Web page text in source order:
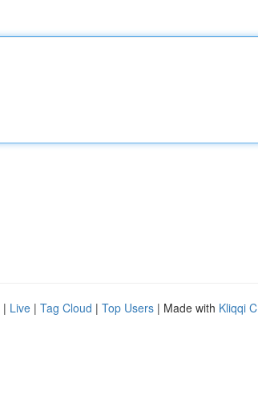
| Live | Tag Cloud | Top Users | Made with Kliqqi